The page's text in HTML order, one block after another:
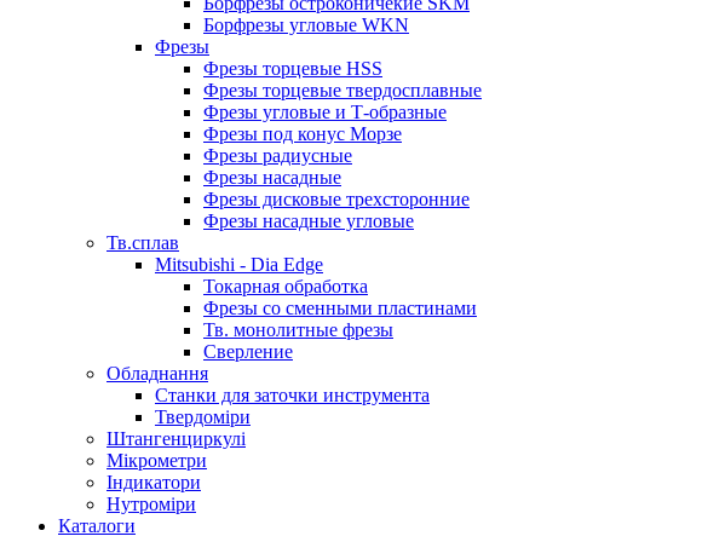
Борфрезы угловые WKN
Фрезы
Фрезы торцевые HSS
Фрезы торцевые твердосплавные
Фрезы угловые и Т-образные
Фрезы под конус Морзе
Фрезы радиусные
Фрезы насадные
Фрезы дисковые трехсторонние
Фрезы насадные угловые
Тв.сплав
Mitsubishi - Dia Edge
Токарная обработка
Фрезы со сменными пластинами
Тв. монолитные фрезы
Сверление
Обладнання
Станки для заточки инструмента
Твердоміри
Штангенциркулі
Мікрометри
Індикатори
Нутроміри
Каталоги